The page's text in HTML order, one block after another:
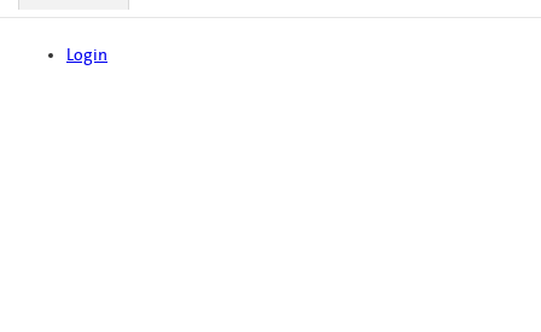
Login